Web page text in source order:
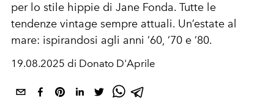
per lo stile hippie di Jane Fonda. Tutte le
tendenze vintage sempre attuali. Un’estate al
mare: ispirandosi agli anni ‘60, ‘70 e ‘80.
19.08.2025 di Donato D'Aprile